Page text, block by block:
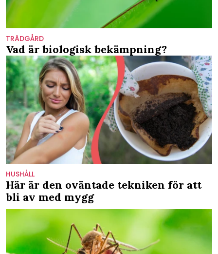
TRÄDGÅRD
Vad är biologisk bekämpning?
HUSHÅLL
Här är den oväntade tekniken för att
bli av med mygg